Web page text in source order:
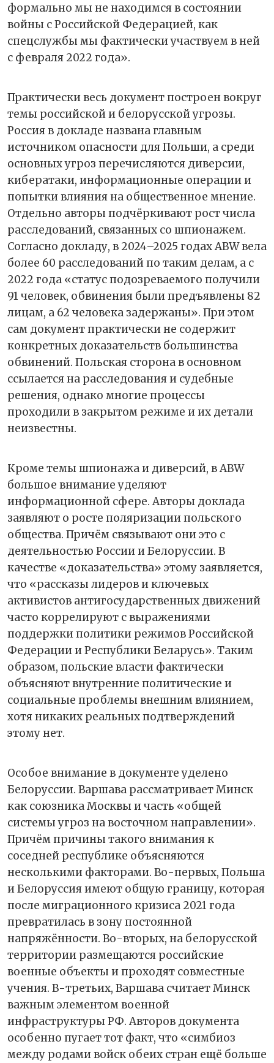
формально мы не находимся в состоянии
войны с Российской Федерацией, как
спецслужбы мы фактически участвуем в ней
с февраля 2022 года».
Практически весь документ построен вокруг
темы российской и белорусской угрозы.
Россия в докладе названа главным
источником опасности для Польши, а среди
основных угроз перечисляются диверсии,
кибератаки, информационные операции и
попытки влияния на общественное мнение.
Отдельно авторы подчёркивают рост числа
расследований, связанных со шпионажем.
Согласно докладу, в 2024–2025 годах ABW вела
более 60 расследований по таким делам, а с
2022 года «статус подозреваемого получили
91 человек, обвинения были предъявлены 82
лицам, а 62 человека задержаны». При этом
сам документ практически не содержит
конкретных доказательств большинства
обвинений. Польская сторона в основном
ссылается на расследования и судебные
решения, однако многие процессы
проходили в закрытом режиме и их детали
неизвестны.
Кроме темы шпионажа и диверсий, в ABW
большое внимание уделяют
информационной сфере. Авторы доклада
заявляют о росте поляризации польского
общества. Причём связывают они это с
деятельностью России и Белоруссии. В
качестве «доказательства» этому заявляется,
что «рассказы лидеров и ключевых
активистов антигосударственных движений
часто коррелируют с выражениями
поддержки политики режимов Российской
Федерации и Республики Беларусь». Таким
образом, польские власти фактически
объясняют внутренние политические и
социальные проблемы внешним влиянием,
хотя никаких реальных подтверждений
этому нет.
Особое внимание в документе уделено
Белоруссии. Варшава рассматривает Минск
как союзника Москвы и часть «общей
системы угроз на восточном направлении».
Причём причины такого внимания к
соседней республике объясняются
несколькими факторами. Во-первых, Польша
и Белоруссия имеют общую границу, которая
после миграционного кризиса 2021 года
превратилась в зону постоянной
напряжённости. Во-вторых, на белорусской
территории размещаются российские
военные объекты и проходят совместные
учения. В-третьих, Варшава считает Минск
важным элементом военной
инфраструктуры РФ. Авторов документа
особенно пугает тот факт, что «симбиоз
между родами войск обеих стран ещё больше